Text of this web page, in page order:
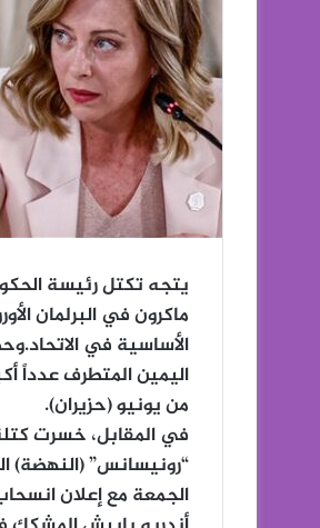
يتجه تكتل رئيسة
ماكرون في البرلمان
الأساسية في
اليمين المتطرف عدداً
من يونيو (حزيران).
في المقابل، خسرت
“رونيسانس” (النهضة)
الجمعة مع إعلان